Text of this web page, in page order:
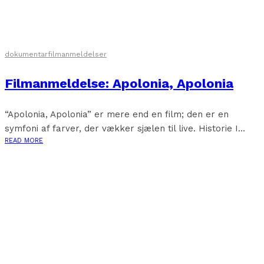
dokumentarfilmanmeldelser
Filmanmeldelse: Apolonia, Apolonia
“Apolonia, Apolonia” er mere end en film; den er en
symfoni af farver, der vækker sjælen til live. Historie I...
READ MORE